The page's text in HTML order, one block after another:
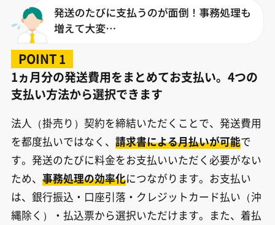
POINT1
1ヵ月分の発送費用をまとめてお支払い。4つの
支払い方法から選択できます
法人（掛売り）契約を締結いただくことで、発送費用
を都度払いではなく、 請求書による月払いが可能で
す。発送のたびに料金をお支払いいただく必要がない
ため、 事務処理の効率化につながります。お支払い
は、銀行振込・口座引落・クレジットカード払い（沖
縄除く）・払込票から選択いただけます。また、着払